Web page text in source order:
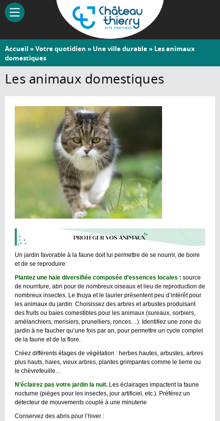
Aller
contenu
Château-
Thierry
Vous
êtes
ici
Accueil »Votre quotidien » Une ville durable» Les animaux
domestiques
Les animaux domestiques
Un jardin favorable à la faune doit lui permettre de se nourrir, de boire
et de se reproduire:
Plantez une haie diversifiée composée d’essences locales : source
de nourriture, abri pour de nombreux oiseaux et lieu de reproduction de
nombreux insectes. Le thuya et le laurier présentent peu d’intérêt pour
les animaux du jardin. Choisissez des arbres et arbustes produisant
des fruits ou baies comestibles pour les animaux (sureaux, sorbiers,
amélanchiers, merisiers, prunelliers, ronces…). Identifiez une zone du
jardin à ne faucher qu’une fois par an, pour permettre un cycle complet
de la faune et de la flore.
Créez différents étages de végétation : herbes hautes, arbustes, arbres
plus hauts, haies, vieux arbres, plantes grimpantes comme le lierre ou
le chèvrefeuille…
N’éclairez pas votre jardin la nuit. Les éclairages impactent la faune
nocturne (pièges pour les insectes, jour artificiel, etc.). Préférez un
détecteur de mouvements couplé à une minuterie
Conservez des abris pour l’hiver :